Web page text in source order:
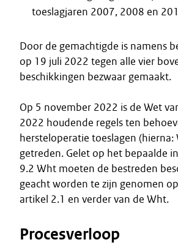
toeslagjaren 2007, 2008 en
Door de gemachtigde is namens
op 19 juli 2022 tegen alle vier
beschikkingen bezwaar gemaakt.
Op 5 november 2022 is de Wet
2022 houdende regels ten
hersteloperatie toeslagen
getreden. Gelet op het bepaalde
9.2 Wht moeten de bestreden
geacht worden te zijn genomen
artikel 2.1 en verder van de Wht.
Procesverloop